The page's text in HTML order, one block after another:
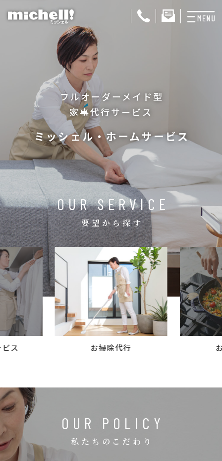
お料理代行
おためしサービス
サービス一覧
ご契約者さま限定サ
会社紹介
コラム
ご案内
お知らせ
家事スタッフ募集
働く仲間インタビュー
フルオーダーメイド型
家事代行サービス
ミッシェル・ホームサービス
OUR SERVICE
要望から探す
ス お掃除代行
OUR POLICY
私たちのこだわり